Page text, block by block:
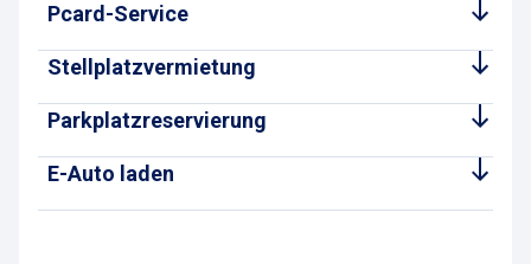
Pcard-Service
Stellplatzvermietung
Parkplatzreservierung
E-Auto laden